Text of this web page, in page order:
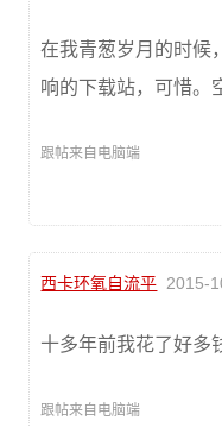
在我青葱岁月的时候
响的下载站，可惜。
跟帖来自电脑端
西卡环氧自流平 2015-
十多年前我花了好多
跟帖来自电脑端